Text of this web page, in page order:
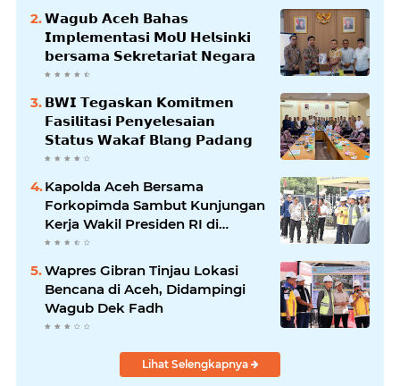
𝗪𝗮𝗴𝘂𝗯 𝗔𝗰𝗲𝗵 𝗕𝗮𝗵𝗮𝘀
𝗜𝗺𝗽𝗹𝗲𝗺𝗲𝗻𝘁𝗮𝘀𝗶 𝗠𝗼𝗨 𝗛𝗲𝗹𝘀𝗶𝗻𝗸𝗶
𝗯𝗲𝗿𝘀𝗮𝗺𝗮 𝗦𝗲𝗸𝗿𝗲𝘁𝗮𝗿𝗶𝗮𝘁 𝗡𝗲𝗴𝗮𝗿𝗮
𝗕𝗪𝗜 𝗧𝗲𝗴𝗮𝘀𝗸𝗮𝗻 𝗞𝗼𝗺𝗶𝘁𝗺𝗲𝗻
𝗙𝗮𝘀𝗶𝗹𝗶𝘁𝗮𝘀𝗶 𝗣𝗲𝗻𝘆𝗲𝗹𝗲𝘀𝗮𝗶𝗮𝗻
𝗦𝘁𝗮𝘁𝘂𝘀 𝗪𝗮𝗸𝗮𝗳 𝗕𝗹𝗮𝗻𝗴 𝗣𝗮𝗱𝗮𝗻𝗴
Kapolda Aceh Bersama
Forkopimda Sambut Kunjungan
Kerja Wakil Presiden RI di
Kabupaten Bireuen
Wapres Gibran Tinjau Lokasi
Bencana di Aceh, Didampingi
Wagub Dek Fadh
Lihat Selengkapnya